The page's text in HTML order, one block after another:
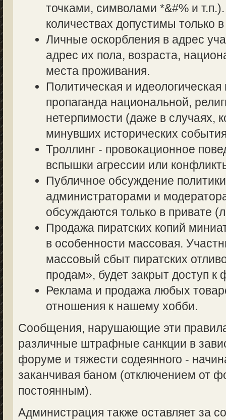
точками, символами *&#% и
количествах допустимы только
Личные оскорбления в адрес
адрес их пола, возраста,
места проживания.
Политическая и
пропаганда национальной,
нетерпимости (даже в случаях,
минувших исторических
Троллинг - провокационное
вспышки агрессии или
Публичное обсуждение
администраторами и
обсуждаются только в привате
Продажа пиратских копий
в особенности массовая.
массовый сбыт пиратских
продам», будет закрыт доступ к
Реклама и продажа любых
отношения к нашему хобби.
Сообщения, нарушающие эти
различные штрафные санкции в
форуме и тяжести содеянного -
заканчивая баном (отключением от
постоянным).
Администрация также оставляет за